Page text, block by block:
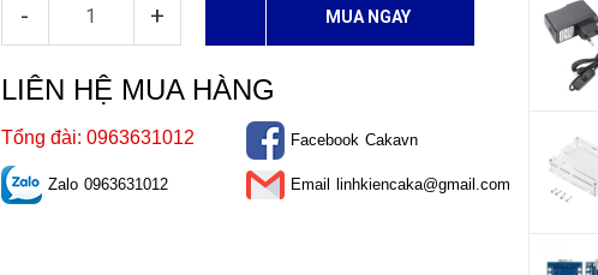
- + MUA NGAY
LIÊN HỆ MUA HÀNG
Tổng đài: 0963631012
Zalo 0963631012
Facebook Cakavn
Email linhkiencaka@gmail.com